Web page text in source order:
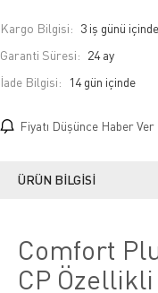
Kargo Bilgisi: 3 iş günü
Garanti Süresi: 24 ay
İade Bilgisi:
Fiyatı Düşünce Haber Ver
ÜRÜN BILGISI
Comfort
CP